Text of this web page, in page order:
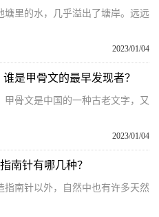
里的水，几乎溢出了塘岸。远远
2023/01/04
是甲骨文的最早发现者？
骨文是中国的一种古老文字，又
2023/01/04
南针有哪几种？
南针以外，自然中也有许多天然